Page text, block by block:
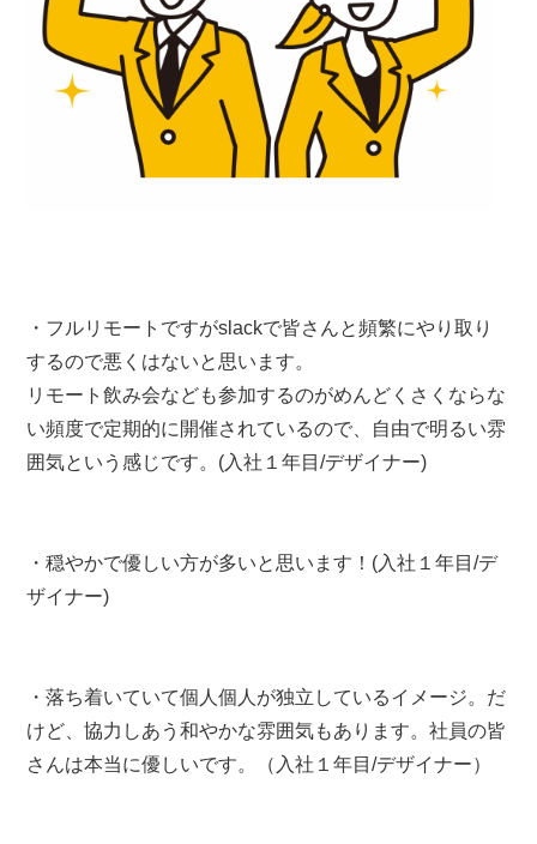
・フルリモートですがslackで皆さんと頻繁にやり取り
するので悪くはないと思います。
リモート飲み会なども参加するのがめんどくさくならな
い頻度で定期的に開催されているので、自由で明るい雰
囲気という感じです。(入社１年目/デザイナー)
・穏やかで優しい方が多いと思います！(入社１年目/デ
ザイナー)
・落ち着いていて個人個人が独立しているイメージ。だ
けど、協力しあう和やかな雰囲気もあります。社員の皆
さんは本当に優しいです。（入社１年目/デザイナー）